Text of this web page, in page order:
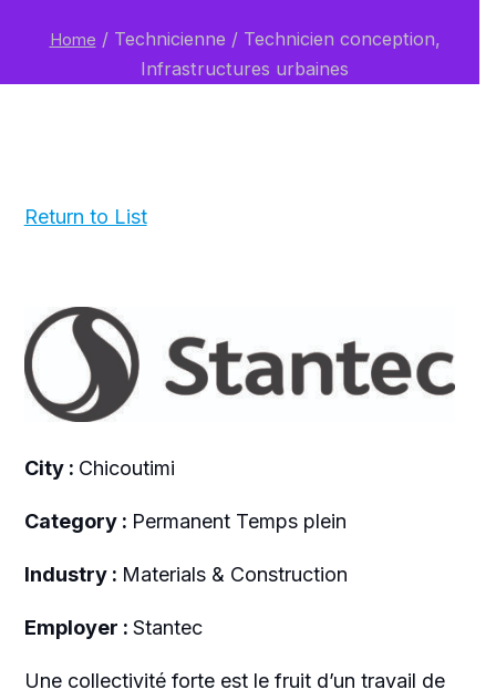
Home /Technicienne / Technicien conception,
Infrastructures urbaines
Return to List
City : Chicoutimi
Category : Permanent Temps plein
Industry : Materials & Construction
Employer : Stantec
Une collectivité forte est le fruit d’un travail de